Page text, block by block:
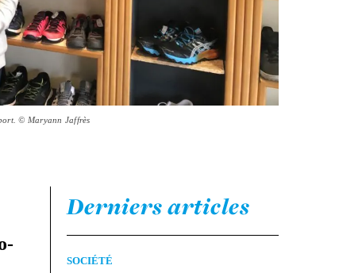
© Maryann Jaffrès
Derniers articles
SOCIÉTÉ